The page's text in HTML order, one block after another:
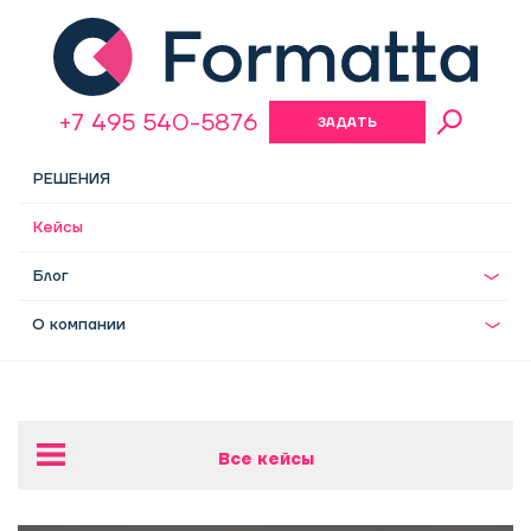
РЕШЕНИЯ
Кейсы
Блог
О компании
+7 495 540-5876 ЗАДАТЬ
Все кейсы
Разработка оргструктуры для девелоперской